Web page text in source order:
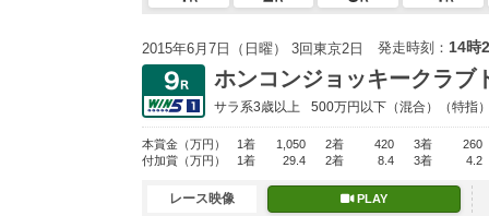
2015年6月7日（日曜） 3回東京2日 発走時刻： 14時
ホンコンジョッキークラブ
サラ系3歳以上 500万円以下 （混合）（特指
本賞金 （万円） 1着 1,050 2着 420 3着
260
付加賞 （万円） 1着 29.4 2着 8.4 3着 4.2
レース映像 PLAY